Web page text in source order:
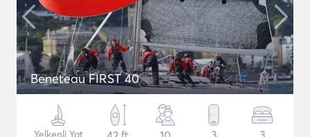
Beneteau FIRST 40
Yelkenli Yat